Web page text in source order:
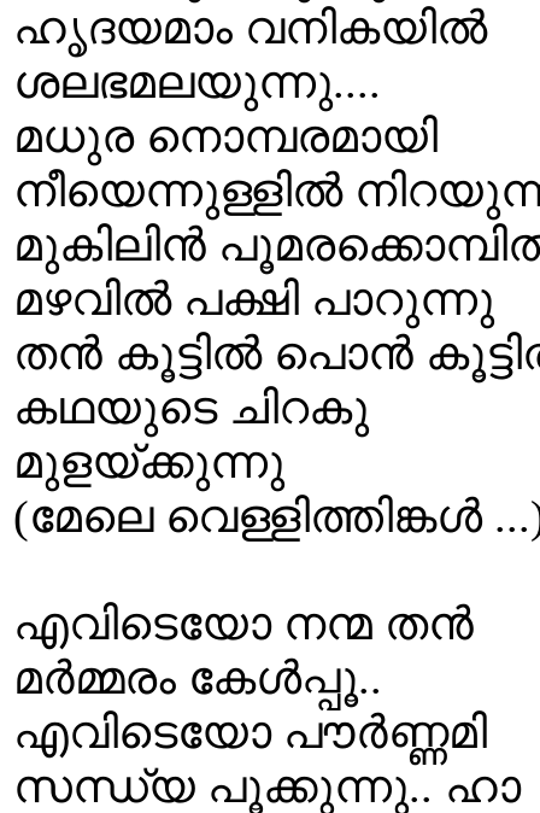
ഹൃദയമാം വനികയില്‍
ശലഭമലയുന്നു....
മധുര നൊമ്പരമായി
നീയെന്നുള്ളില്‍
മുകിലിന്‍
മഴവില്‍ പക്ഷി പാറുന്നു
തന്‍ കൂട്ടില്‍ പൊന്‍
കഥയുടെ ചിറകു
മുളയ്ക്കുന്നു
(മേലെ വെള്ളിത്തിങ്കള്‍
എവിടെയോ നന്മ തന്‍
മര്‍മ്മരം കേള്‍പ്പൂ..
എവിടെയോ പൗര്‍ണ്ണമി
സന്ധ്യ പൂക്കുന്നു.. ഹാ